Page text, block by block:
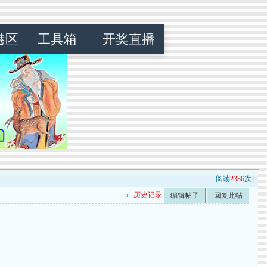
区 工具箱 开奖直播
阅读2336次 |
u 历史记录 编辑帖子 回复此帖